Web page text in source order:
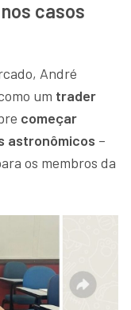
casos
André
um trader
começar
astronômicos –
os membros da